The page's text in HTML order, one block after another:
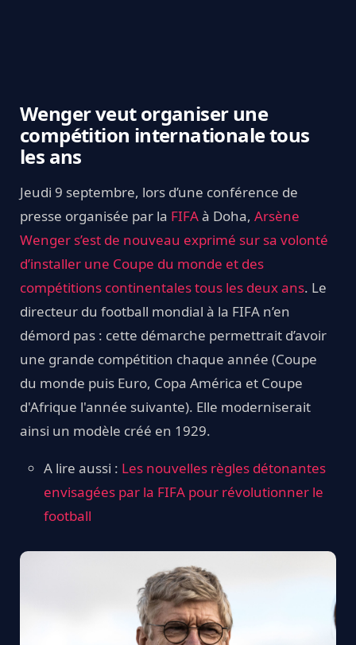
Wenger veut organiser une
compétition internationale tous
les ans
Jeudi 9 septembre, lors d’une conférence de
presse organisée par la FIFAà Doha, Arsène
Wenger s’est de nouveau exprimé sur sa volonté
d’installer une Coupe du monde et des
compétitions continentales tous les deux ans. Le
directeur du football mondial à la FIFA n’en
démord pas : cette démarche permettrait d’avoir
une grande compétition chaque année (Coupe
du monde puis Euro, Copa América et Coupe
d'Afrique l'année suivante). Elle moderniserait
ainsi un modèle créé en 1929.
A lire aussi : Les nouvelles règles détonantes
envisagées par la FIFA pour révolutionner le
football